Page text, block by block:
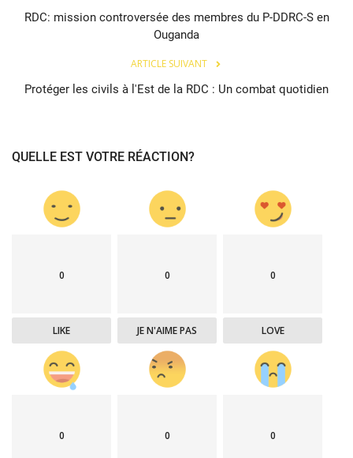
RDC: mission controversée des membres du P-DDRC-S en
Ouganda
ARTICLE SUIVANT
Protéger les civils à l'Est de la RDC : Un combat quotidien
QUELLE EST VOTRE RÉACTION?
0
LIKE
0
JE N'AIME PAS
0
LOVE
0 0 0